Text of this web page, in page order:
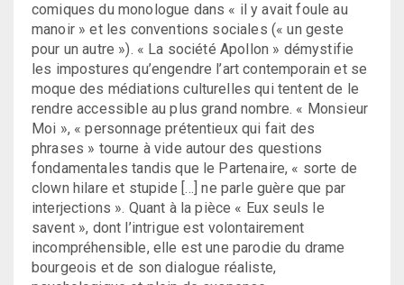
comiques du monologue dans « il y avait foule au
manoir » et les conventions sociales (« un geste
pour un autre »). « La société Apollon » démystifie
les impostures qu’engendre l’art contemporain et se
moque des médiations culturelles qui tentent de le
rendre accessible au plus grand nombre. « Monsieur
Moi », « personnage prétentieux qui fait des
phrases » tourne à vide autour des questions
fondamentales tandis que le Partenaire, « sorte de
clown hilare et stupide […] ne parle guère que par
interjections ». Quant à la pièce « Eux seuls le
savent », dont l’intrigue est volontairement
incompréhensible, elle est une parodie du drame
bourgeois et de son dialogue réaliste,